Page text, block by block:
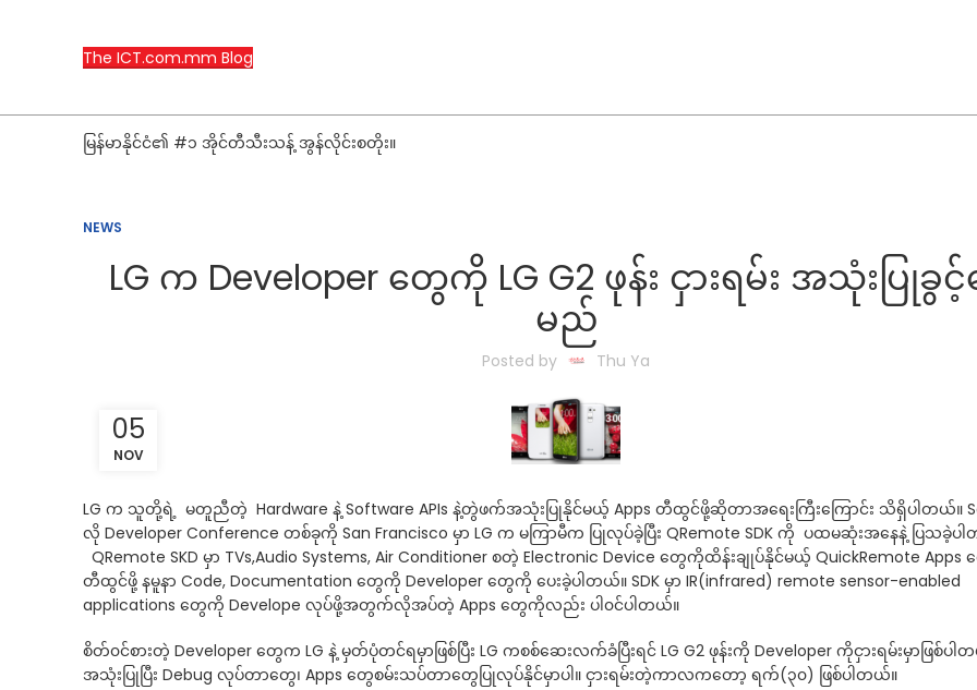
The ICT.com.mm Blog
မြန်မာနိုင်ငံ၏ #၁ အိုင်တီသီးသန့် အွန်လိုင်းစတိုး။
NEWS
LG က Developer တွေကို LG G2 ဖုန်း ငှားရမ်း အသုံးပြုခွင့်
မည်
Posted by Thu Ya
05
NOV
LG က သူတို့ရဲ့ မတူညီတဲ့ Hardware နဲ့ Software APIs နဲ့တွဲဖက်အသုံးပြုနိုင်မယ့် Apps တီထွင်ဖို့ဆိုတာအရေးကြီးကြောင်း သိရှိပါတယ်။
လို Developer Conference တစ်ခုကို San Francisco မှာ LG က မကြာမီက ပြုလုပ်ခဲ့ပြီး QRemote SDK ကို ပထမဆုံးအနေနဲ့ ပြသခဲ့ပ
QRemote SKD မှာ TVs,Audio Systems, Air Conditioner စတဲ့ Electronic Device တွေကိုထိန်းချုပ်နိုင်မယ့် QuickRemote
တီထွင်ဖို့ နမူနာ Code, Documentation တွေကို Developer တွေကို ပေးခဲ့ပါတယ်။ SDK မှာ IR(infrared) remote sensor-enabled
applications တွေကို Develope လုပ်ဖို့အတွက်လိုအပ်တဲ့ Apps တွေကိုလည်း ပါ၀င်ပါတယ်။
စိတ်၀င်စားတဲ့ Developer တွေက LG နဲ့ မှတ်ပုံတင်ရမှာဖြစ်ပြီး LG ကစစ်ဆေးလက်ခံပြီးရင် LG G2 ဖုန်းကို Developer ကိုငှားရမ်းမှာဖြစ်ပါ
အသုံးပြုပြီး Debug လုပ်တာတွေ၊ Apps တွေစမ်းသပ်တာတွေပြုလုပ်နိုင်မှာပါ။ ငှားရမ်းတဲ့ကာလကတော့ ရက်(၃၀) ဖြစ်ပါတယ်။